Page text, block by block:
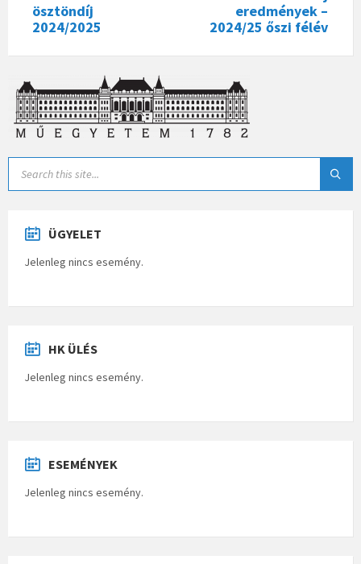
ösztöndíj
2024/2025
eredmények –
2024/25 őszi félév
ÜGYELET
Jelenleg nincs esemény.
HK ÜLÉS
Jelenleg nincs esemény.
ESEMÉNYEK
Jelenleg nincs esemény.